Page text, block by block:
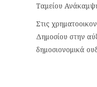
Ταμείου
Στις
Δημοσίου στην
δημοσιονομικά